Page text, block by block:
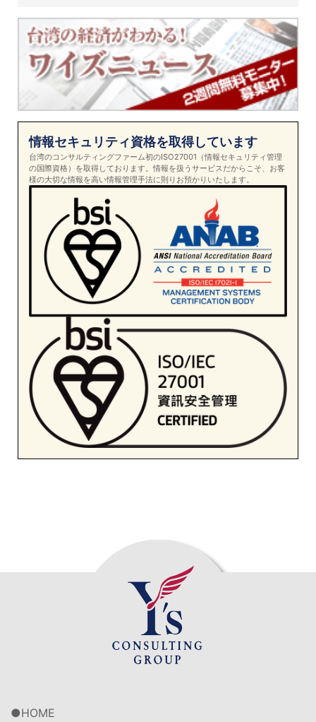
情報セキュリティ資格を取得しています
台湾のコンサルティングファーム初のISO27001（情報セキュリティ管理
の国際資格）を取得しております。情報を扱うサービスだからこそ、お客
様の大切な情報を高い情報管理手法に則りお預かりいたします。
HOME